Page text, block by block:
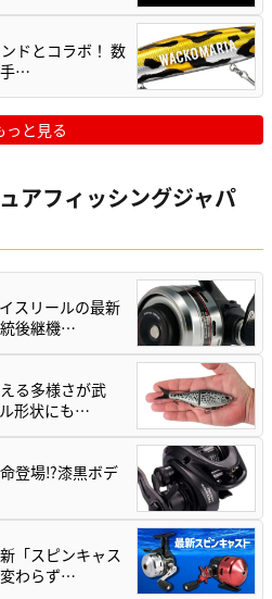
ドとコラボ！ 数
手…
っと見る
アフィッシングジャパ
スリールの最新
後継機…
る多様さが武
形状にも…
登場⁉漆黒ボデ
「スピンキャス
変わらず…